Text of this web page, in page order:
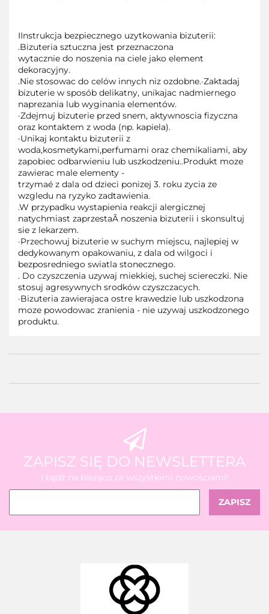
IInstrukcja bezpiecznego uzytkowania bizuterii:
.Bizuteria sztuczna jest przeznaczona
wytacznie do noszenia na ciele jako element
dekoracyjny.
.Nie stosowac do celów innych niz ozdobne.·Zaktadaj
bizuterie w sposób delikatny, unikajac nadmiernego
naprezania lub wyginania elementów.
·Zdejmuj bizuterie przed snem, aktywnoscia fizyczna
oraz kontaktem z woda (np. kapiela).
·Unikaj kontaktu bizuterii z
woda,kosmetykami,perfumami oraz chemikaliami, aby
zapobiec odbarwieniu lub uszkodzeniu..Produkt moze
zawierac male elementy -
trzymaé z dala od dzieci ponizej 3. roku zycia ze
wzgledu na ryzyko zadtawienia.
.W przypadku wystapienia reakcji alergicznej
natychmiast zaprzestaÃ noszenia bizuterii i skonsultuj
sie z lekarzem.
·Przechowuj bizuterie w suchym miejscu, najlepiej w
dedykowanym opakowaniu, z dala od wilgoci i
bezposredniego swiatla stonecznego.
. Do czyszczenia uzywaj miekkiej, suchej sciereczki. Nie
stosuj agresywnych srodków czyszczacych.
·Bizuteria zawierajaca ostre krawedzie lub uszkodzona
moze powodowac zranienia - nie uzywaj uszkodzonego
produktu.
ZAPISZ SIĘ DO NEWSLETTERA
I bądź na bieżąco ze wszystkimi nowościami!